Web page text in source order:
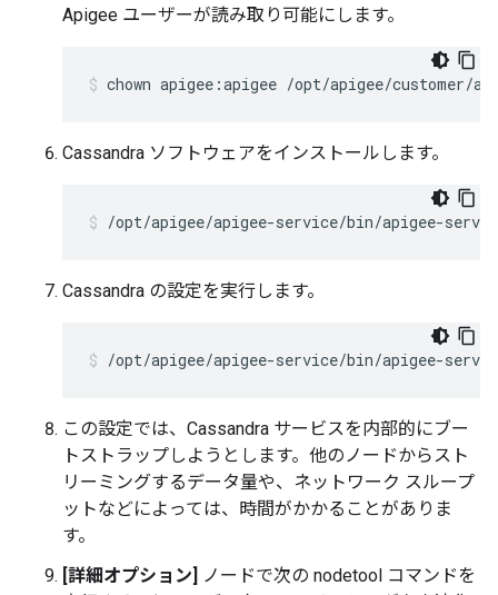
Apigee ユーザーが読み取り可能にします。
chown apigee:apigee /opt/apigee/customer/
Cassandra ソフトウェアをインストールします。
/opt/apigee/apigee-service/bin/apigee-
Cassandra の設定を実行します。
/opt/apigee/apigee-service/bin/apigee-
この設定では、Cassandra サービスを内部的にブー
トストラップしようとします。他のノードからスト
リーミングするデータ量や、ネットワーク スループ
ットなどによっては、時間がかかることがありま
す。
[詳細オプション] ノードで次の nodetool コマンドを